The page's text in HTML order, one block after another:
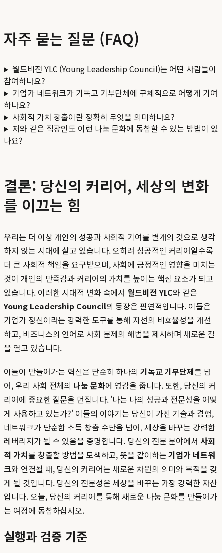
자주 묻는 질문 (FAQ)
월드비전 YLC (Young Leadership Council)는 어떤 사람들이
참여하나요?
기업가 네트워크가 기독교 기부단체에 구체적으로 어떻게 기여
하나요?
사회적 가치 창출이란 정확히 무엇을 의미하나요?
저와 같은 직장인도 이런 나눔 문화에 동참할 수 있는 방법이 있
나요?
결론: 당신의 커리어, 세상의 변화
를 이끄는 힘
우리는 더 이상 개인의 성공과 사회적 기여를 별개의 것으로 생각
하지 않는 시대에 살고 있습니다. 오히려 성공적인 커리어일수록
더 큰 사회적 책임을 요구받으며, 사회에 긍정적인 영향을 미치는
것이 개인의 만족감과 커리어의 가치를 높이는 핵심 요소가 되고
있습니다. 이러한 시대적 변화 속에서 월드비전 YLC와 같은
Young Leadership Council의 등장은 필연적입니다. 이들은
기업가 정신이라는 강력한 도구를 통해 자선의 비효율성을 개선
하고, 비즈니스의 언어로 사회 문제의 해법을 제시하며 새로운 길
을 열고 있습니다.
이들이 만들어가는 혁신은 단순히 하나의 기독교 기부단체를 넘
어, 우리 사회 전체의 나눔 문화에 영감을 줍니다. 또한, 당신의 커
리어에 중요한 질문을 던집니다. '나는 나의 성공과 전문성을 어떻
게 사용하고 있는가?' 이들의 이야기는 당신이 가진 기술과 경험,
네트워크가 단순한 소득 창출 수단을 넘어, 세상을 바꾸는 강력한
레버리지가 될 수 있음을 증명합니다. 당신의 전문 분야에서 사회
적 가치를 창출할 방법을 모색하고, 뜻을 같이하는 기업가 네트워
크와 연결될 때, 당신의 커리어는 새로운 차원의 의미와 목적을 갖
게 될 것입니다. 당신의 전문성은 세상을 바꾸는 가장 강력한 자산
입니다. 오늘, 당신의 커리어를 통해 새로운 나눔 문화를 만들어가
는 여정에 동참하십시오.
실행과 검증 기준